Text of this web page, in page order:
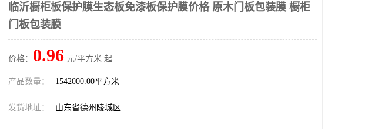
临沂橱柜板保护膜生态板免漆板保护膜价格 原木门板包装膜 橱柜
门板包装膜
价格： 0.96 元/平方米 起
产品数量： 1542000.00平方米
发货地址： 山东省德州陵城区